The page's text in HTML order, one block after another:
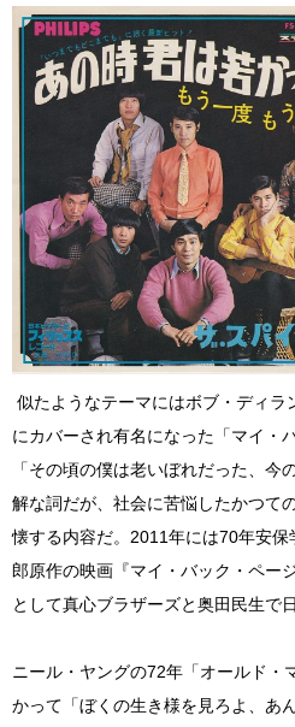
似たようなテーマにはボブ・ディ
にカバーされ有名になった「マイ・
「その頃の僕は老いぼれだった、今
解な詞だが、社会に苦悩したかつて
懐する内容だ。2011年には70年安
郎原作の映画『マイ・バック・ペー
として真心ブラザーズと奥田民生で
ニール・ヤングの72年「オールド・
かって「ぼくの生き様を見ろよ、あ